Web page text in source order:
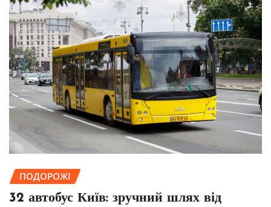
ПОДОРОЖІ
32 автобус Київ: зручний шлях від